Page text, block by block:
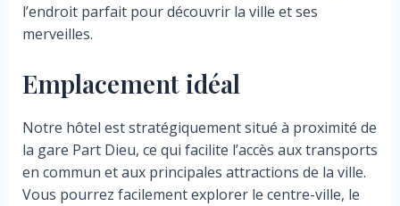
l’endroit parfait pour découvrir la ville et ses
merveilles.
Emplacement idéal
Notre hôtel est stratégiquement situé à proximité de
la gare Part Dieu, ce qui facilite l’accès aux transports
en commun et aux principales attractions de la ville.
Vous pourrez facilement explorer le centre-ville, le